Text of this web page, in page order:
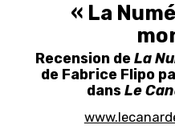
« La
Recension deLa
de Fabrice Flipo
dans Le